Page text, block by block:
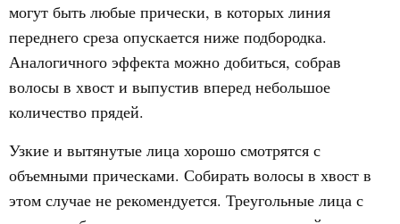
могут быть любые прически, в которых линия
переднего среза опускается ниже подбородка.
Аналогичного эффекта можно добиться, собрав
волосы в хвост и выпустив вперед небольшое
количество прядей.
Узкие и вытянутые лица хорошо смотрятся с
объемными прическами. Собирать волосы в хвост в
этом случае не рекомендуется. Треугольные лица с